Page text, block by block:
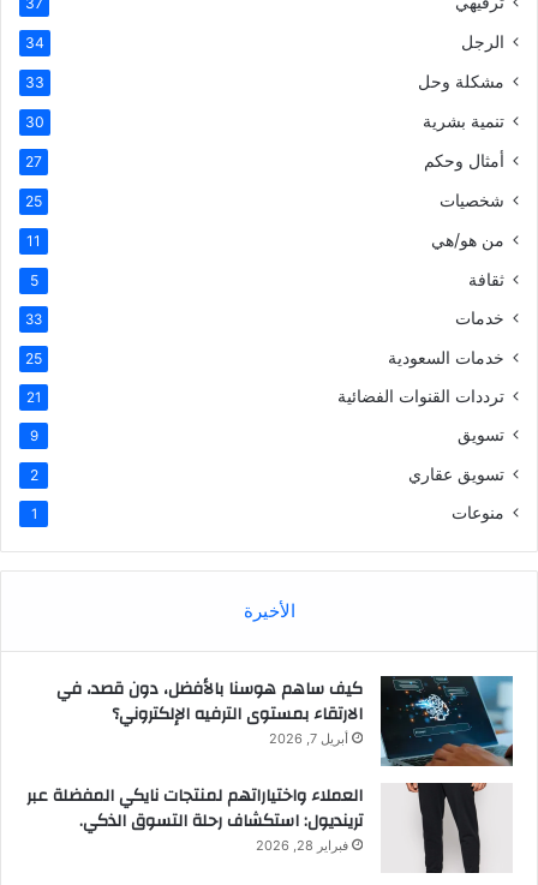
الرجل 34
مشكلة وحل 33
تنمية بشرية 30
أمثال وحكم 27
شخصيات 25
من هو/هي 11
ثقافة 5
خدمات 33
خدمات السعودية 25
ترددات القنوات الفضائية 21
تسويق 9
تسويق عقاري 2
منوعات 1
الأخيرة
كيف ساهم هوسنا بالأفضل، دون قصد، في
الارتقاء بمستوى الترفيه الإلكتروني؟
أبريل 7, 2026
العملاء واختياراتهم لمنتجات نايكي المفضلة عبر
ترينديول: استكشاف رحلة التسوق الذكي.
فبراير 28, 2026